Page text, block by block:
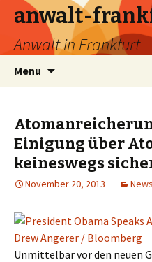
anwalt-
Anwalt in Frankfurt
Menu
Einigung über
keineswegs
November 20, 2013
Unmittelbar vor den neuen